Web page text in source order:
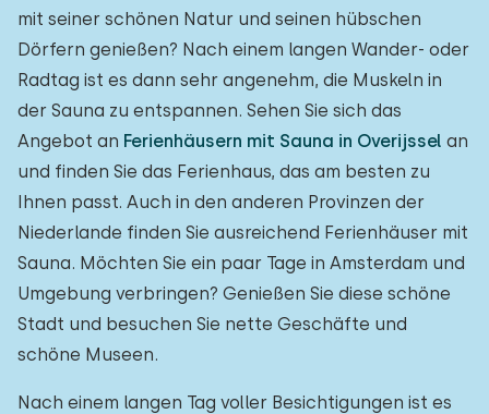
mit seiner schönen Natur und seinen hübschen
Dörfern genießen? Nach einem langen Wander- oder
Radtag ist es dann sehr angenehm, die Muskeln in
der Sauna zu entspannen. Sehen Sie sich das
Angebot an Ferienhäusern mit Sauna in Overijssel an
und finden Sie das Ferienhaus, das am besten zu
Ihnen passt. Auch in den anderen Provinzen der
Niederlande finden Sie ausreichend Ferienhäuser mit
Sauna. Möchten Sie ein paar Tage in Amsterdam und
Umgebung verbringen? Genießen Sie diese schöne
Stadt und besuchen Sie nette Geschäfte und
schöne Museen.
Nach einem langen Tag voller Besichtigungen ist es